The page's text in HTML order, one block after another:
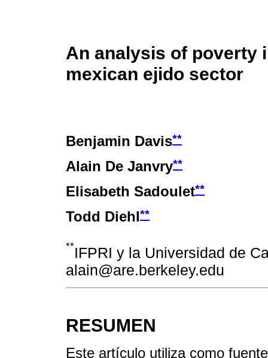
An analysis of poverty
mexican ejido sector
Benjamin Davis**
Alain De Janvry**
Elisabeth Sadoulet**
Todd Diehl**
**IFPRI y la Universidad de
alain@are.berkeley.edu
RESUMEN
Este artículo utiliza como